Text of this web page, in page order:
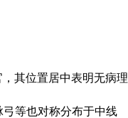
其位置居中表明无病理
等也对称分布于中线